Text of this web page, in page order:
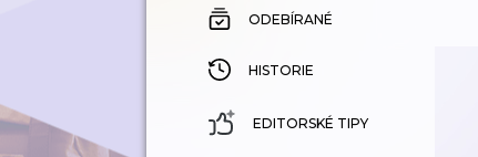
ODEBÍRANÉ
HISTORIE
EDITORSKÉ TIPY